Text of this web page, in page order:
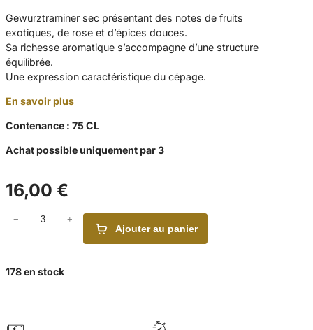
Gewurztraminer sec présentant des notes de fruits
exotiques, de rose et d’épices douces.
Sa richesse aromatique s’accompagne d’une structure
équilibrée.
Une expression caractéristique du cépage.
En savoir plus
Contenance : 75 CL
Achat possible uniquement par 3
16,00 €
t
é
− +
Ajouter au panier
178 en stock